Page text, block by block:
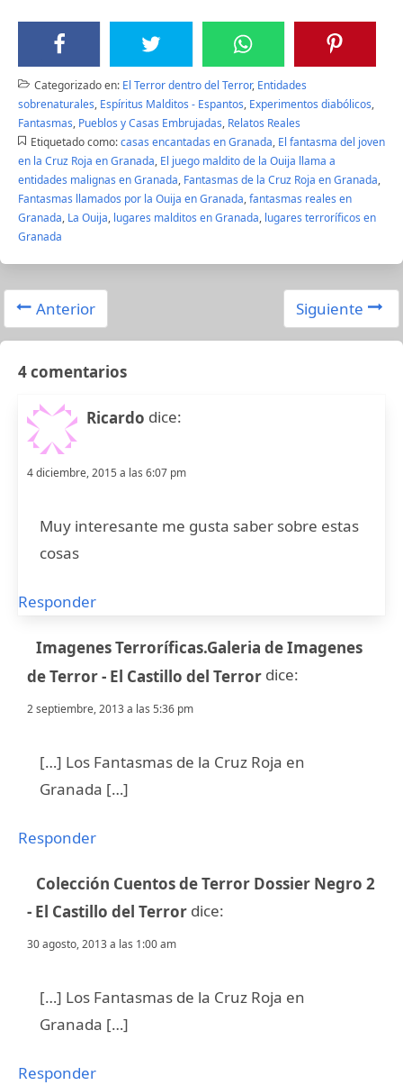
Categorizado en: El Terror dentro del Terror, Entidades
sobrenaturales, Espíritus Malditos - Espantos, Experimentos diabólicos,
Fantasmas, Pueblos y Casas Embrujadas, Relatos Reales
Etiquetado como: casas encantadas en Granada, El fantasma del joven
en la Cruz Roja en Granada, El juego maldito de la Ouija llama a
entidades malignas en Granada, Fantasmas de la Cruz Roja en Granada,
Fantasmas llamados por la Ouija en Granada,fantasmas reales en
Granada, La Ouija, lugares malditos en Granada, lugares terroríficos en
Granada
Anterior Siguiente
4 comentarios
Ricardo dice:
4 diciembre, 2015 a las 6:07 pm
Muy interesante me gusta saber sobre estas
cosas
Responder
Imagenes Terroríficas.Galeria de Imagenes
de Terror - El Castillo del Terror dice:
2 septiembre, 2013 a las 5:36 pm
[…] Los Fantasmas de la Cruz Roja en
Granada […]
Responder
Colección Cuentos de Terror Dossier Negro 2
- El Castillo del Terror dice:
30 agosto, 2013 a las 1:00 am
[…] Los Fantasmas de la Cruz Roja en
Granada […]
Responder